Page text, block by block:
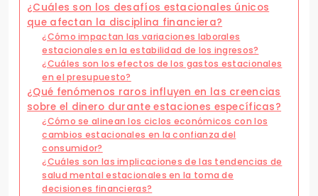
¿Cuáles son los desafíos estacionales únicos
que afectan la disciplina financiera?
¿Cómo impactan las variaciones laborales
estacionales en la estabilidad de los ingresos?
¿Cuáles son los efectos de los gastos estacionales
en el presupuesto?
¿Qué fenómenos raros influyen en las creencias
sobre el dinero durante estaciones específicas?
¿Cómo se alinean los ciclos económicos con los
cambios estacionales en la confianza del
consumidor?
¿Cuáles son las implicaciones de las tendencias de
salud mental estacionales en la toma de
decisiones financieras?